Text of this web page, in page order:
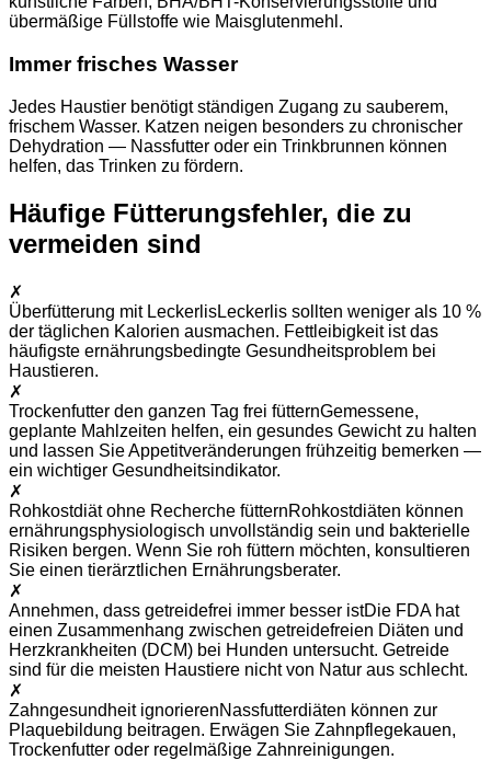
übermäßige Füllstoffe wie Maisglutenmehl.
Immer frisches Wasser
Jedes Haustier benötigt ständigen Zugang zu sauberem,
frischem Wasser. Katzen neigen besonders zu chronischer
Dehydration — Nassfutter oder ein Trinkbrunnen können
helfen, das Trinken zu fördern.
Häufige Fütterungsfehler, die zu
vermeiden sind
✗
Überfütterung mit LeckerlisLeckerlis sollten weniger als 10 %
der täglichen Kalorien ausmachen. Fettleibigkeit ist das
häufigste ernährungsbedingte Gesundheitsproblem bei
Haustieren.
✗
Trockenfutter den ganzen Tag frei fütternGemessene,
geplante Mahlzeiten helfen, ein gesundes Gewicht zu halten
und lassen Sie Appetitveränderungen frühzeitig bemerken —
ein wichtiger Gesundheitsindikator.
✗
Rohkostdiät ohne Recherche fütternRohkostdiäten können
ernährungsphysiologisch unvollständig sein und bakterielle
Risiken bergen. Wenn Sie roh füttern möchten, konsultieren
Sie einen tierärztlichen Ernährungsberater.
✗
Annehmen, dass getreidefrei immer besser istDie FDA hat
einen Zusammenhang zwischen getreidefreien Diäten und
Herzkrankheiten (DCM) bei Hunden untersucht. Getreide
sind für die meisten Haustiere nicht von Natur aus schlecht.
✗
Zahngesundheit ignorierenNassfutterdiäten können zur
Plaquebildung beitragen. Erwägen Sie Zahnpflegekauen,
Trockenfutter oder regelmäßige Zahnreinigungen.